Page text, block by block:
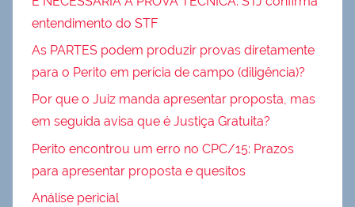
entendimento do STF
As PARTES podem produzir provas diretamente
para o Perito em perícia de campo (diligência)?
Por que o Juiz manda apresentar proposta, mas
em seguida avisa que é Justiça Gratuita?
Perito encontrou um erro no CPC/15: Prazos
para apresentar proposta e quesitos
Análise pericial